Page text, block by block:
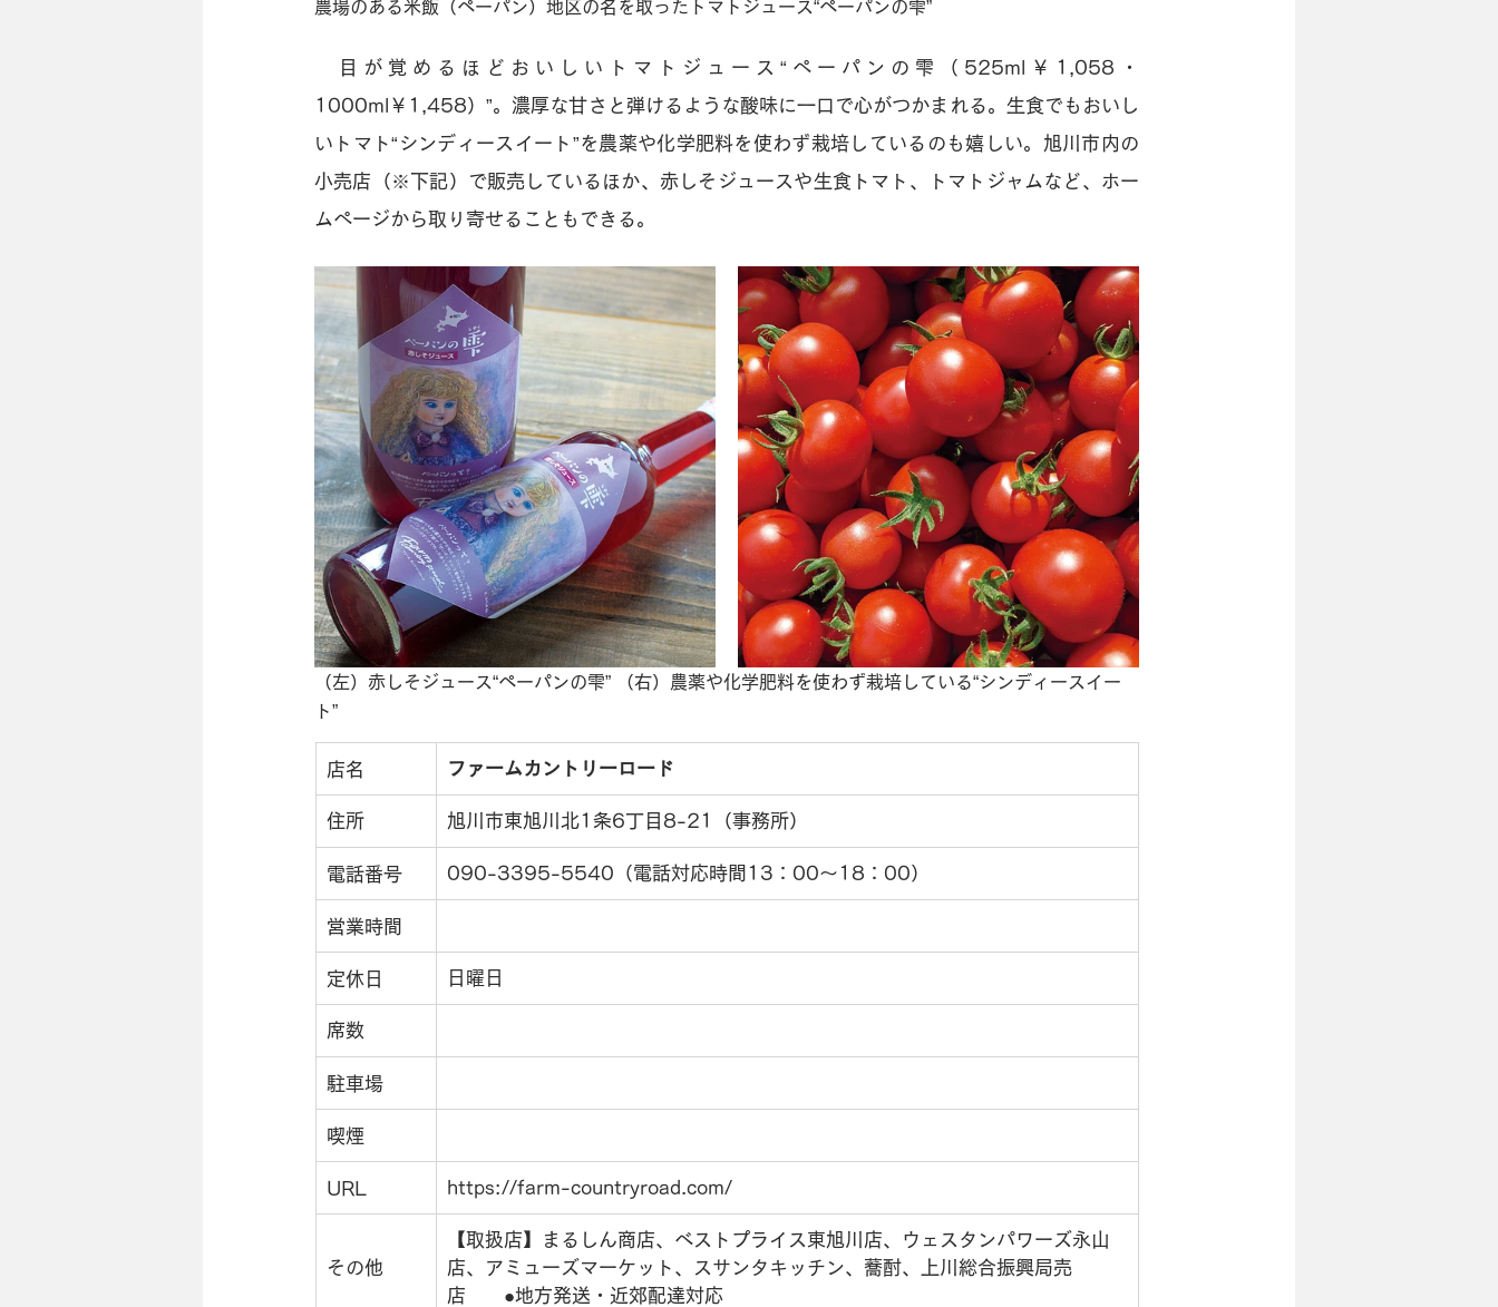
農場のある米飯（ペーパン）地区の名を取ったトマトジュース“ペーパンの雫”
目が覚めるほどおいしいトマトジュース“ペーパンの雫（525ml￥1,058・
1000ml￥1,458）”。濃厚な甘さと弾けるような酸味に一口で心がつかまれる。生食でもおいし
いトマト“シンディースイート”を農薬や化学肥料を使わず栽培しているのも嬉しい。旭川市内の
小売店（※下記）で販売しているほか、赤しそジュースや生食トマト、トマトジャムなど、ホー
ムページから取り寄せることもできる。
（左）赤しそジュース“ペーパンの雫” （右）農薬や化学肥料を使わず栽培している“シンディースイー
ト”
店名 ファームカントリーロード
住所 旭川市東旭川北1条6丁目8-21（事務所）
電話番号 090-3395-5540（電話対応時間13：00〜18：00）
営業時間
定休日 日曜日
席数
駐車場
喫煙
URL https://farm-countryroad.com/
その他
【取扱店】まるしん商店、ベストプライス東旭川店、ウェスタンパワーズ永山
店、アミューズマーケット、スサンタキッチン、蕎酎、上川総合振興局売
店　　●地方発送・近郊配達対応